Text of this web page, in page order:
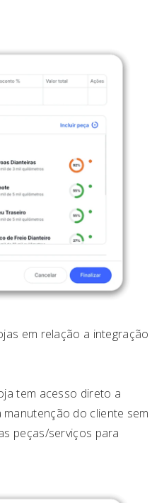
em relação a integração
tem acesso direto a
do cliente sem
peças/serviços para